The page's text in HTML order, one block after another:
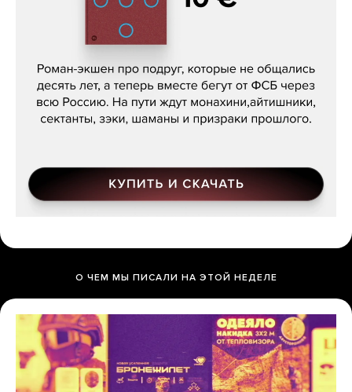
Кира Ярмыш, «Тут недалеко»
О ЧЕМ МЫ ПИСАЛИ НА ЭТОЙ НЕДЕЛЕ